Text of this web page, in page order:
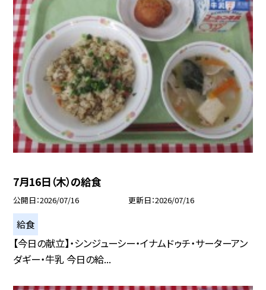
7月16日（木）の給食
公開日 2026/07/16 更新日 2026/07/16
給食
【今日の献立】・シンジューシー・イナムドゥチ・サーターアン
ダギー・牛乳 今日の給...